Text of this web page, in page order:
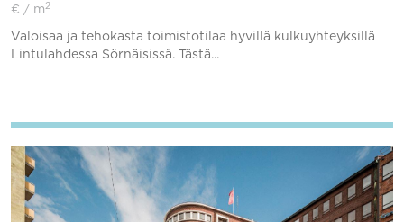
€ / m 2
Valoisaa ja tehokasta toimistotilaa hyvillä kulkuyhteyksillä
Lintulahdessa Sörnäisissä. Tästä...